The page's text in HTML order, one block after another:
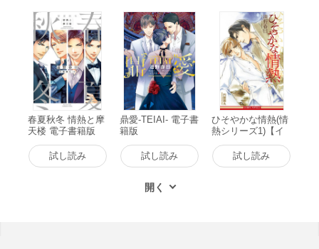
春夏秋冬 情熱と摩
天楼 電子書籍版
試し読み
鼎愛-TEIAI- 電子書
籍版
試し読み
ひそやかな情熱(情
熱シリーズ1)【イ
ラスト入り】 電子
書籍版試し読み